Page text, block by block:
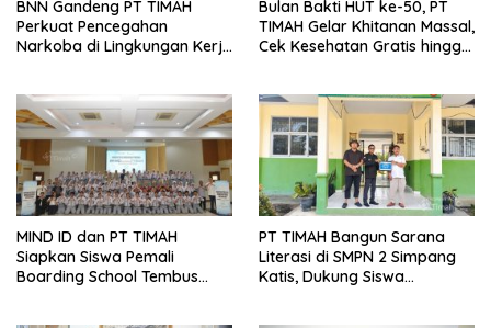
BNN Gandeng PT TIMAH
Perkuat Pencegahan
Narkoba di Lingkungan Kerja
Bulan Bakti HUT ke-50, PT
TIMAH Gelar Khitanan Massal,
Cek Kesehatan Gratis hingga
MIND ID dan PT TIMAH
Siapkan Siswa Pemali
Boarding School Tembus
PT TIMAH Bangun Sarana
Literasi di SMPN 2 Simpang
Katis, Dukung Siswa